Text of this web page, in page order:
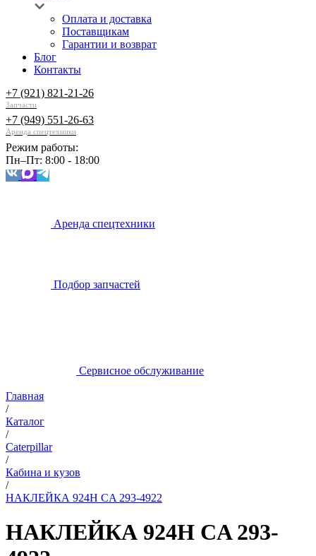
Оплата и доставка
Поставщикам
Гарантии и возврат
Блог
Контакты
+7 (921) 821-21-26
Запчасти
+7 (949) 551-26-63
Аренда спецтехники
Режим работы:
Пн–Пт: 8:00 - 18:00
Аренда спецтехники
Подбор запчастей
Сервисное обслуживание
Главная
/
Каталог
/
Caterpillar
/
Кабина и кузов
/
НАКЛЕЙКА 924H CA 293-4922
НАКЛЕЙКА 924H CA 293-